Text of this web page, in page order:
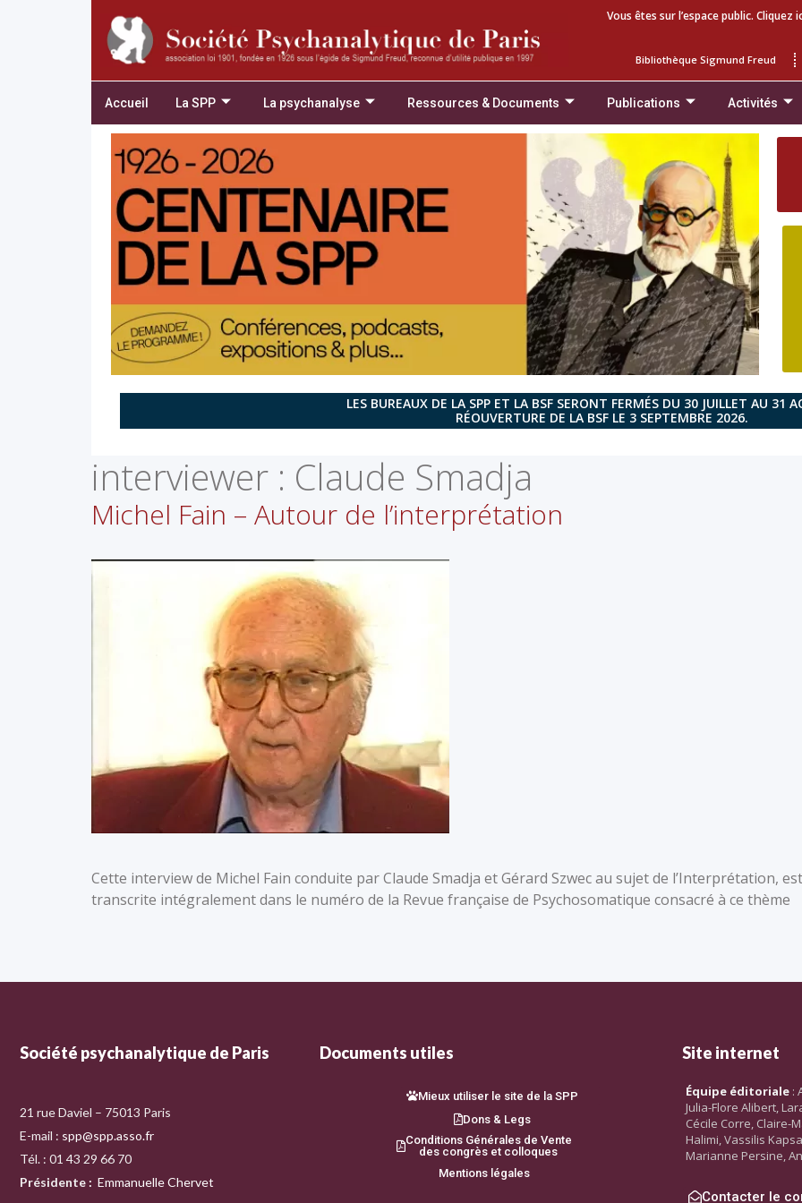
Vous êtes sur l’espace public.
Bibliothèque Sigmund Freud
Accueil La SPP La psychanalyse Ressources & Documents Publications Activités
LES BUREAUX DE LA SPP ET LA BSF SERONT FERMÉS DU 30 JUILLET AU 31
RÉOUVERTURE DE LA BSF LE 3 SEPTEMBRE 2026.
interviewer : Claude Smadja
Michel Fain – Autour de l’interprétation
Cette interview de Michel Fain conduite par Claude Smadja et Gérard Szwec au sujet de l’Interprétation, est
transcrite intégralement dans le numéro de la Revue française de Psychosomatique consacré à ce thème
Société psychanalytique de Paris
21 rue Daviel – 75013 Paris
E-mail : spp@spp.asso.fr
Tél. : 01 43 29 66 70
Présidente : Emmanuelle Chervet
Documents utiles
Mieux utiliser le site de la SPP
Dons & Legs
Conditions Générales de Vente
des congrès et colloques
Mentions légales
Site internet
Équipe éditoriale :
Julia-Flore Alibert,
Cécile Corre, Claire-
Halimi, Vassilis
Marianne Persine,
Contacter le